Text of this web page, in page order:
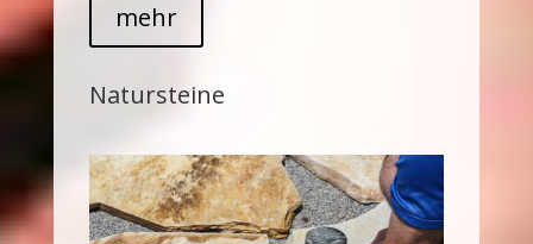
mehr
Natursteine